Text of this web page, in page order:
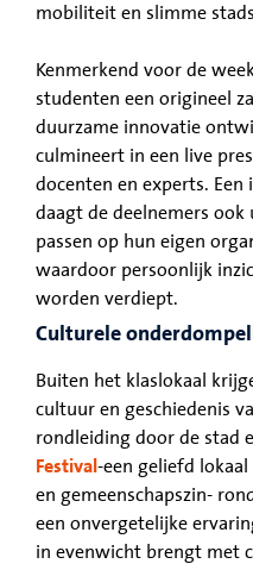
mobiliteit en slimme
Kenmerkend voor de
studenten een origineel
duurzame innovatie
culmineert in een live
docenten en experts.
daagt de deelnemers
passen op hun eigen
waardoor persoonlijk
worden verdiept.
Culturele
Buiten het klaslokaal
cultuur en geschiedenis
rondleiding door de stad
Festival -een geliefd
en gemeenschapszin-
een onvergetelijke
in evenwicht brengt met